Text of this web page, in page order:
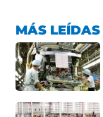
MÁS LEÍDAS